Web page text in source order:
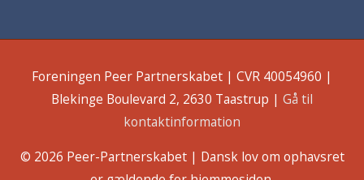
Foreningen Peer Partnerskabet | CVR 40054960 |
Blekinge Boulevard 2, 2630 Taastrup | Gå til
kontaktinformation
© 2026 Peer-Partnerskabet| Dansk lov om ophavsret